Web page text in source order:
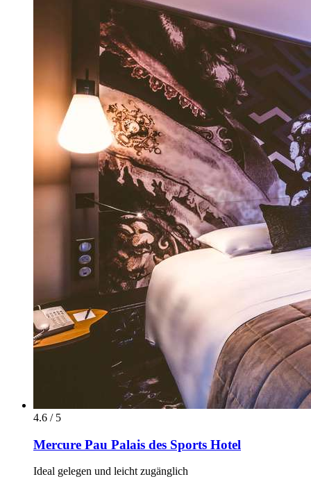
4.6 / 5
Mercure Pau Palais des Sports Hotel
Ideal gelegen und leicht zugänglich